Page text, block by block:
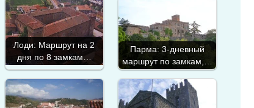
Лоди: Маршрут на 2
дня по 8 замкам…
Парма: 3-дневный
маршрут по замкам,…